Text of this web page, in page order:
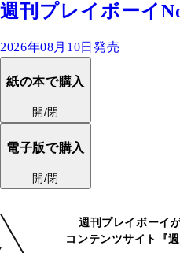
週刊プレイボーイ
2026年08月10日発売
紙の本で購入
開/閉
電子版で購入
開/閉
週刊プレイボーイ
コンテンツサイト『